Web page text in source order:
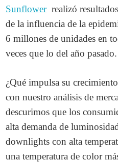
Sunflower realizó
de la influencia de la
6 millones de unidades en
veces que lo del año pasado.
¿Qué impulsa su
con nuestro análisis de
descurimos que los
alta demanda de
downlights con alta
una temperatura de color